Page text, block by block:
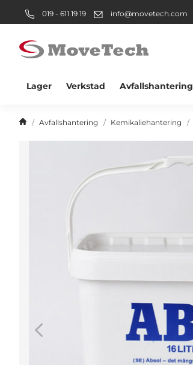
019 - 611 19 19 info@movetech.com
Lager Verkstad Avfallshantering
Avfallshantering Kemikaliehantering